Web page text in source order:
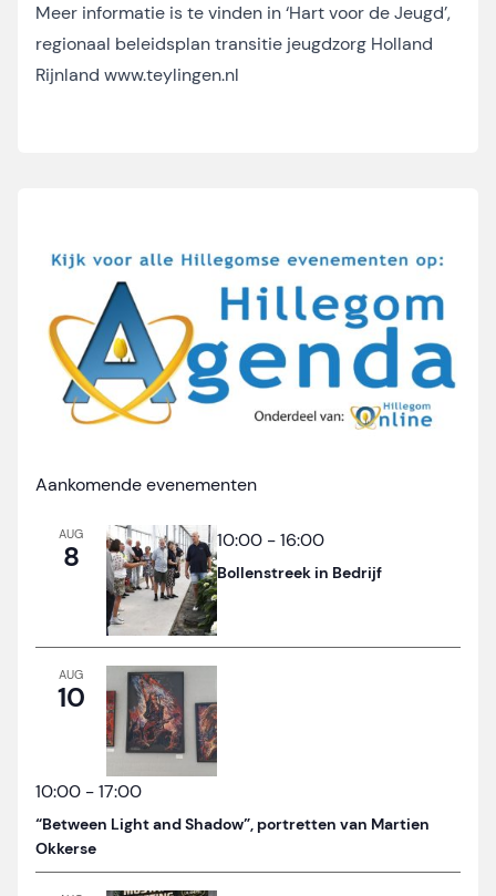
Meer informatie is te vinden in ‘Hart voor de Jeugd’,
regionaal beleidsplan transitie jeugdzorg Holland
Rijnland www.teylingen.nl
Aankomende evenementen
AUG
8 10:00 -16:00
Bollenstreek in Bedrijf
AUG
10
10:00 -17:00
“Between Light and Shadow”, portretten van Martien
Okkerse